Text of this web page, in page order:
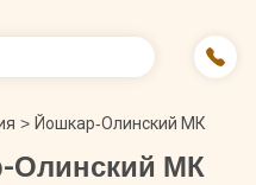
> Йошкар-Олинский МК
Олинский МК